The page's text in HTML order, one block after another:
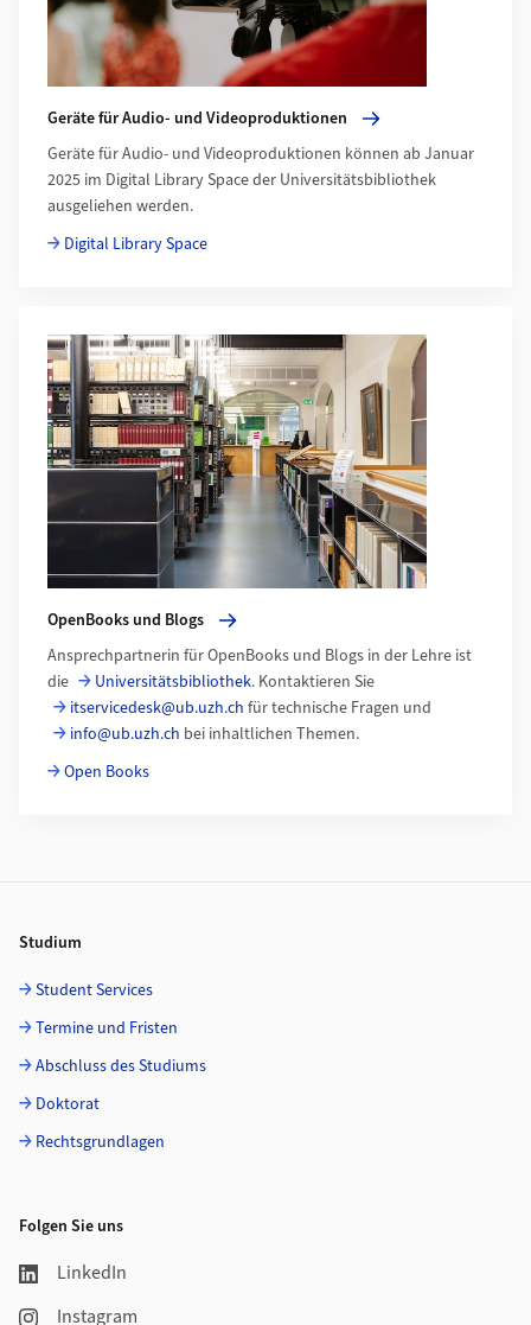
Geräte für Audio- und Videoproduktionen
Geräte für Audio- und Videoproduktionen können ab Januar
2025 im Digital Library Space der Universitätsbibliothek
ausgeliehen werden.
Digital Library Space
OpenBooks und Blogs
Mehr zu OpenBooks und Blogs
Ansprechpartnerin für OpenBooks und Blogs in der Lehre ist
die
Universitätsbibliothek. Kontaktieren Sie
itservicedesk@ub.uzh.ch für technische Fragen und
info@ub.uzh.ch bei inhaltlichen Themen.
Open Books
Studium
Student Services
Termine und Fristen
Abschluss des Studiums
Doktorat
Rechtsgrundlagen
Folgen Sie uns
LinkedIn
Instagram